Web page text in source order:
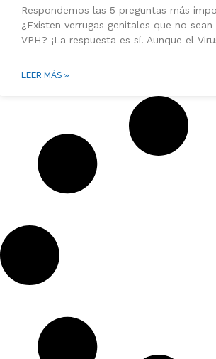
Respondemos las 5 preguntas más
¿Existen verrugas genitales que no
VPH? ¡La respuesta es sí! Aunque el
LEER MÁS »